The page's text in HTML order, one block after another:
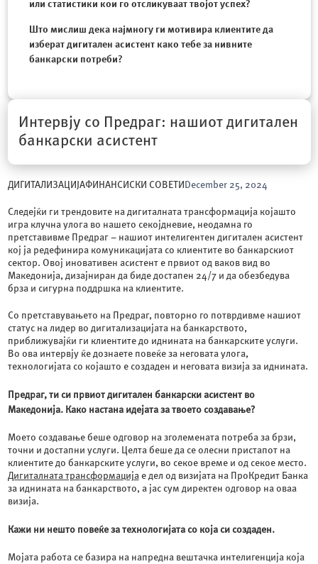
или статистики кои го отсликуваат твојот успех?
Што мислиш дека најмногу ги мотивира клиентите да
изберат дигитален асистент како тебе за нивните
банкарски потреби?
Интервју со Предраг: нашиот дигитален
банкарски асистент
ДИГИТАЛИЗАЦИЈАФИНАНСИСКИ СОВЕТИ December 25, 2024
Следејќи ги трендовите на дигиталната трансформација којашто
игра клучна улога во нашето секојдневие, неодамна го
претставивме Предраг – нашиот интелигентен дигитален асистент
кој ја редефинира комуникацијата со клиентите во банкарскиот
сектор. Овој иновативен асистент е првиот од ваков вид во
Македонија, дизајниран да биде достапен 24/7 и да обезбедува
брза и сигурна поддршка на клиентите.
Со претставувањето на Предраг, повторно го потврдивме нашиот
статус на лидер во дигитализацијата на банкарството,
приближувајќи ги клиентите до иднината на банкарските услуги.
Во ова интервју ќе дознаете повеќе за неговата улога,
технологијата со којашто е создаден и неговата визија за иднината.
Предраг, тиси првиот дигитален банкарски асистент во
Македонија. Како настана идејата за твоето создавање?
Моето создавање беше одговор на зголемената потреба за брзи,
точни и достапни услуги. Целта беше да се олесни пристапот на
клиентите до банкарските услуги, во секое време и од секое место.
Дигиталната трансформацијае дел од визијата на ПроКредит Банка
за иднината на банкарството, а јас сум директен одговор на оваа
визија.
Кажи ни нешто повеќе за технологијата со која си создаден.
Мојата работа се базира на напредна вештачка интелигенција која